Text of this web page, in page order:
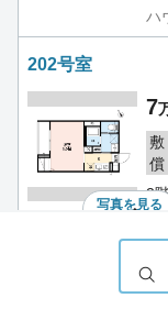
ハ
202号室
写真を見る
7
敷
償
2